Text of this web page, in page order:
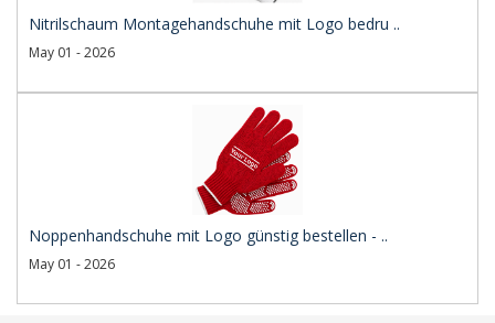
Nitrilschaum Montagehandschuhe mit Logo bedru ..
May 01 - 2026
Noppenhandschuhe mit Logo günstig bestellen - ..
May 01 - 2026